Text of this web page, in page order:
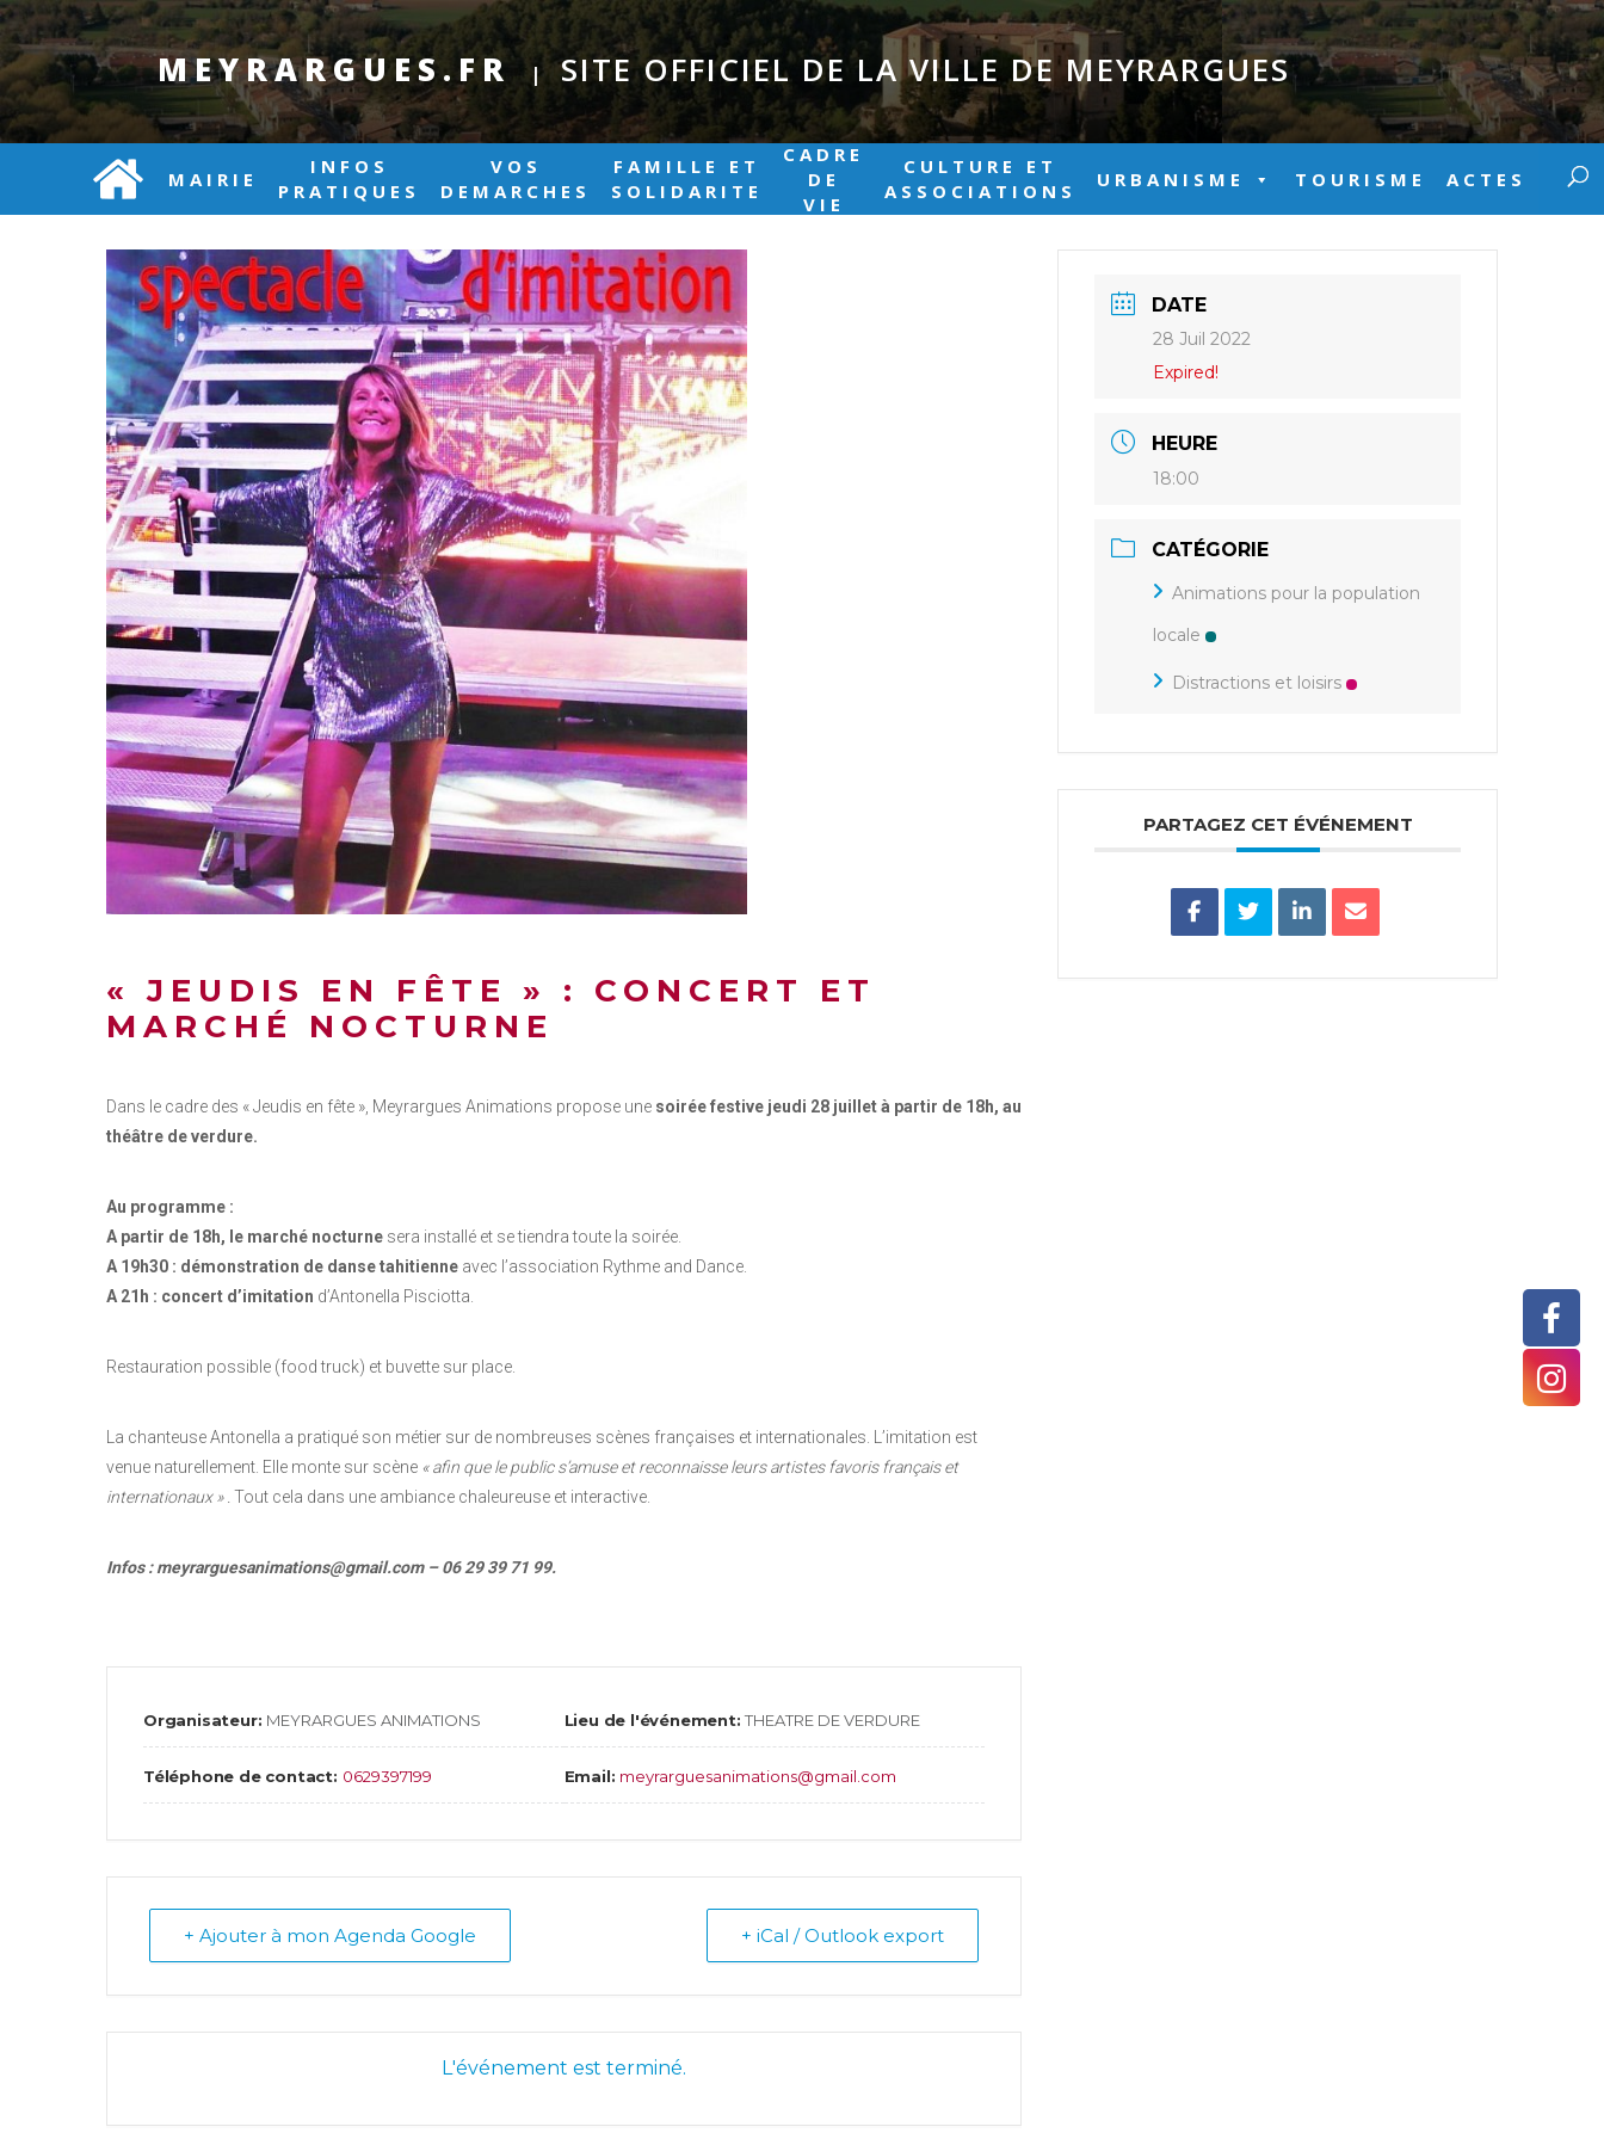
MEYRARGUES.FR | SITE OFFICIEL DE LA VILLE DE MEYRARGUES
MAIRIE
INFOS
PRATIQUES
VOS
DEMARCHES
FAMILLE ET
SOLIDARITE
CADRE
DE
VIE
CULTURE ET
ASSOCIATIONS
URBANISME TOURISME ACTES
« JEUDIS EN FÊTE » : CONCERT ET
MARCHÉ NOCTURNE
Dans le cadre des « Jeudis en fête », Meyrargues Animations propose une soirée festive jeudi 28 juillet à partir de 18h, au
théâtre de verdure.
Au programme :
A partir de 18h, le marché nocturne sera installé et se tiendra toute la soirée.
A 19h30 : démonstration de danse tahitienne avec l’association Rythme and Dance.
A 21h : concert d’imitation d’Antonella Pisciotta.
Restauration possible (food truck) et buvette sur place.
La chanteuse Antonella a pratiqué son métier sur de nombreuses scènes françaises et internationales. L’imitation est
venue naturellement. Elle monte sur scène « afin que le public s’amuse et reconnaisse leurs artistes favoris français et
internationaux » . Tout cela dans une ambiance chaleureuse et interactive.
Infos : meyrarguesanimations@gmail.com – 06 29 39 71 99.
Organisateur: MEYRARGUES ANIMATIONS Lieu de l'événement:THEATRE DE VERDURE
Téléphone de contact: 0629397199 Email: meyrarguesanimations@gmail.com
+ Ajouter à mon Agenda Google + iCal / Outlook export
L'événement est terminé.
DATE
28 Juil 2022
Expired!
HEURE
18:00
CATÉGORIE
Animations pour la population
locale
Distractions et loisirs
PARTAGEZ CET ÉVÉNEMENT